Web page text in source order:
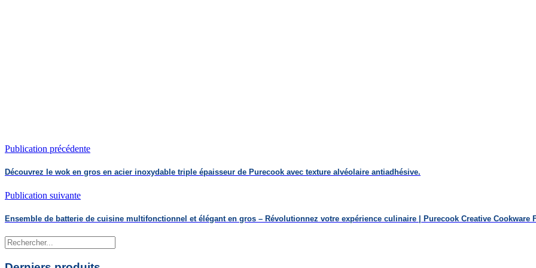
Publication précédente
Découvrez le wok en gros en acier inoxydable triple épaisseur de Purecook avec texture alvéolaire antiadhésive.
Publication suivante
Ensemble de batterie de cuisine multifonctionnel et élégant en gros – Révolutionnez votre expérience culinaire | Purecook Creative Cookware
Rechercher